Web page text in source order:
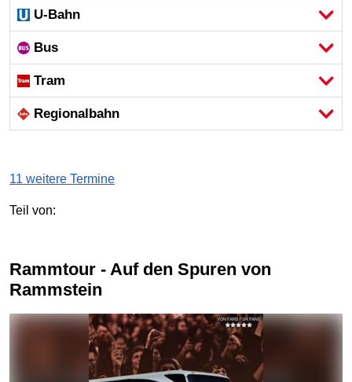
U-Bahn
Bus
Tram
Regional­bahn
11 weitere Termine
Teil von:
Rammtour - Auf den Spuren von
Rammstein